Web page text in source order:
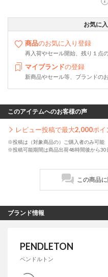
お気に
商品のお気に入り登録
再入荷やセール開始、残り１点
マイブランドの登録
新商品やセール等、ブランドの
このアイテムへのお客様の声
レビュー投稿で最大2,000ポイ
※投稿は（対象商品の）ご購入者のみ可能
※投稿可能期間は商品出荷48時間後から30
この商品
ブランド情報
PENDLETON
ペンドルトン